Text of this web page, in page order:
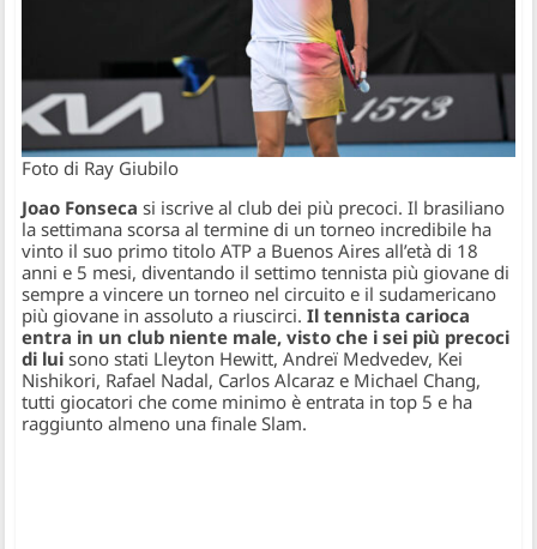
Foto di Ray Giubilo
Joao Fonseca si iscrive al club dei più precoci. Il brasiliano
la settimana scorsa al termine di un torneo incredibile ha
vinto il suo primo titolo ATP a Buenos Aires all’età di 18
anni e 5 mesi, diventando il settimo tennista più giovane di
sempre a vincere un torneo nel circuito e il sudamericano
più giovane in assoluto a riuscirci.Il tennista carioca
entra in un club niente male, visto che i sei più precoci
di lui sono stati Lleyton Hewitt, Andreï Medvedev, Kei
Nishikori, Rafael Nadal, Carlos Alcaraz e Michael Chang,
tutti giocatori che come minimo è entrata in top 5 e ha
raggiunto almeno una finale Slam.